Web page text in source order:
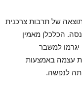
של תרבות צרכנית
הכלכלן מאמין
יגרמו למשבר
עצמה באמצעות
לנפשה.